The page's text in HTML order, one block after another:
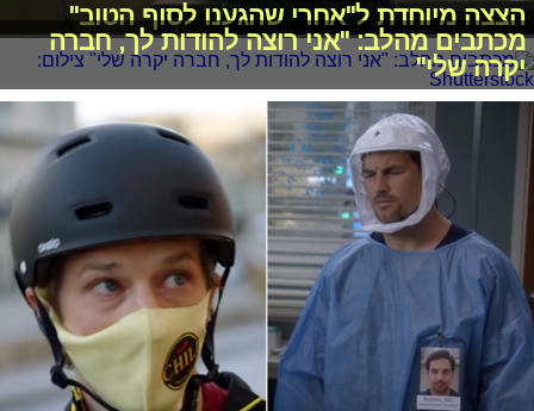
הצצה מיוחדת ל"אחרי שהגענו לסוף הטוב"
מכתבים מהלב: "אני רוצה להודות לך, חברה
יקרה שלי"